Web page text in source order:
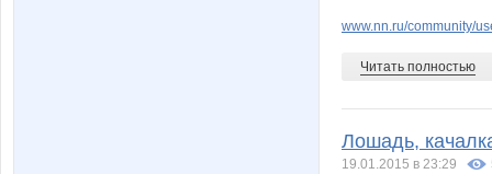
www.nn.ru/community/
Читать полностью
Лошадь,
19.01.2015 в 23:29